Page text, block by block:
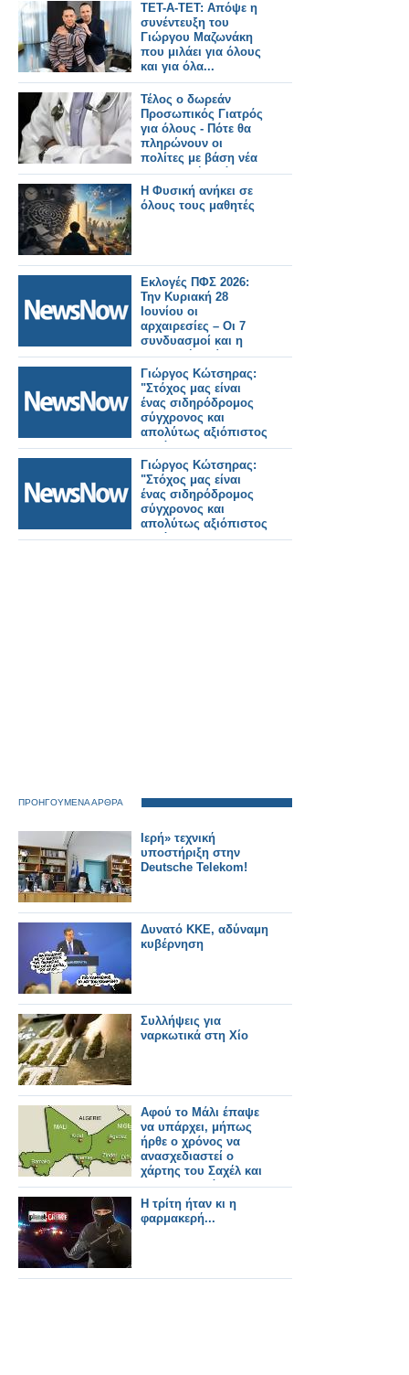
ΤΕΤ-Α-ΤΕΤ: Απόψε η
συνέντευξη του
Γιώργου Μαζωνάκη
που μιλάει για όλους
και για όλα...
Τέλος ο δωρεάν
Προσωπικός Γιατρός
για όλους - Πότε θα
πληρώνουν οι
πολίτες με βάση νέα
υπουργική απόφαση
Η Φυσική ανήκει σε
όλους τους μαθητές
Εκλογές ΠΦΣ 2026:
Την Κυριακή 28
Ιουνίου οι
αρχαιρεσίες – Οι 7
συνδυασμοί και η
σημερινή διοίκηση
Γιώργος Κώτσηρας:
"Στόχος μας είναι
ένας σιδηρόδρομος
σύγχρονος και
απολύτως αξιόπιστος
για όλους τους
πολίτες".
Γιώργος Κώτσηρας:
"Στόχος μας είναι
ένας σιδηρόδρομος
σύγχρονος και
απολύτως αξιόπιστος
για όλους τους
ΠΡΟΗΓΟΥΜΕΝΑ ΑΡΘΡΑ
Ιερή» τεχνική
υποστήριξη στην
Deutsche Telekom!
Δυνατό ΚΚΕ, αδύναμη
κυβέρνηση
Συλλήψεις για
ναρκωτικά στη Χίο
Αφού το Μάλι έπαψε
να υπάρχει, μήπως
ήρθε ο χρόνος να
ανασχεδιαστεί ο
χάρτης του Σαχέλ και
της Υποσαχάριας
Αφρικής;
Η τρίτη ήταν κι η
φαρμακερή...